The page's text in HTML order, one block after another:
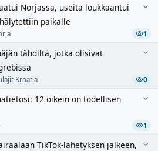
Norjassa, useita loukkaantui
paikalle
1
tähdiltä, jotka olisivat
·Kroatia 0
12 oikein on todellisen
1
TikTok-lähetyksen jälkeen,